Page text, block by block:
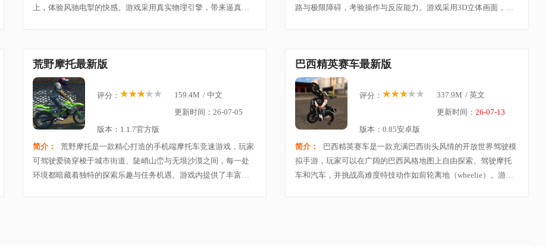
上，体验风驰电掣的快感。游戏采用真实物理引擎，带来逼真的
路与极限障碍，考验操作与反应能力。游戏采用3D立体画面，细
荒野摩托最新版
评分： 159.4M / 中文
更新时间：26-07-05
版本：1.1.7官方版
简介：
荒野摩托是一款精心打造的手机端摩托车竞速游戏，玩家
可驾驶爱骑穿梭于城市街道、陡峭山峦与无垠沙漠之间，每一处
环境都暗藏着独特的探索乐趣与任务机遇。游戏内提供了丰富的
巴西精英赛车最新版
评分： 337.9M / 英文
更新时间： 26-07-13
版本：0.85安卓版
简介：
巴西精英赛车是一款充满巴西街头风情的开放世界驾驶模
拟手游，玩家可以在广阔的巴西风格地图上自由探索、驾驶摩托
车和汽车，并挑战高难度特技动作如前轮离地（wheelie）。游戏